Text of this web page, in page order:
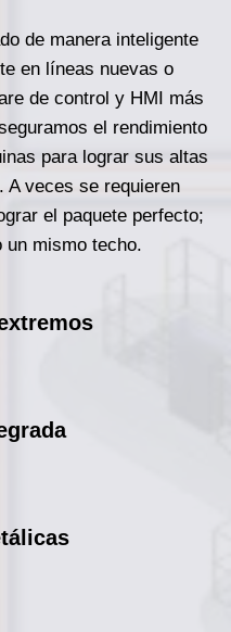
de manera inteligente
en líneas nuevas o
de control y HMI más
el rendimiento
para lograr sus altas
A veces se requieren
el paquete perfecto;
un mismo techo.